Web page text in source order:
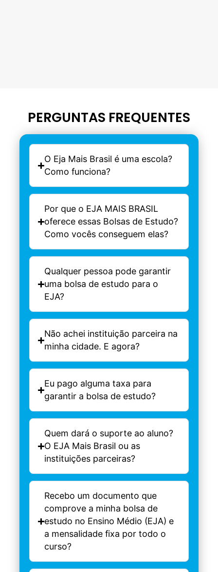
PERGUNTAS FREQUENTES
O Eja Mais Brasil é uma escola?
Como funciona?
Por que o EJA MAIS BRASIL
oferece essas Bolsas de Estudo?
Como vocês conseguem elas?
Qualquer pessoa pode garantir
uma bolsa de estudo para o
EJA?
Não achei instituição parceira na
minha cidade. E agora?
Eu pago alguma taxa para
garantir a bolsa de estudo?
Quem dará o suporte ao aluno?
O EJA Mais Brasil ou as
instituições parceiras?
Recebo um documento que
comprove a minha bolsa de
estudo no Ensino Médio (EJA) e
a mensalidade fixa por todo o
curso?